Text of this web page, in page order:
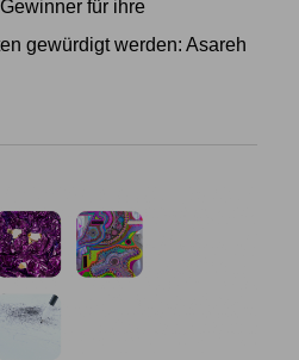
für ihre
gewürdigt werden: Asareh